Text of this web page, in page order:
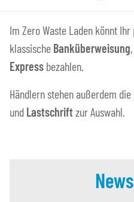
Im Zero Waste Laden könnt
klassische Banküberweisung,
Express bezahlen.
Händlern stehen außerdem
und Lastschriftzur Auswahl.